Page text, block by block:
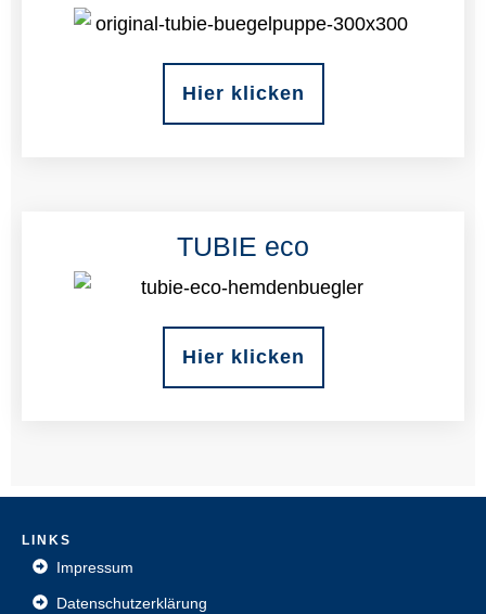
Hier klicken
TUBIE eco
Hier klicken
L INKS
Impressum
Datenschutzerklärung